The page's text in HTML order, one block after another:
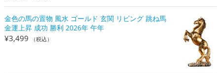
金色の馬の置物 風水 ゴールド 玄関 リビング 跳ね馬
金運上昇 成功 勝利 2026年 午年
¥3,499 （税込）